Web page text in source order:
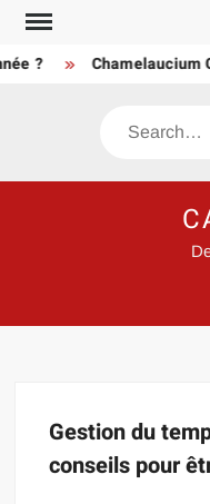
Skip
content
? Chamelaucium
Search
Gestion du
conseils pour